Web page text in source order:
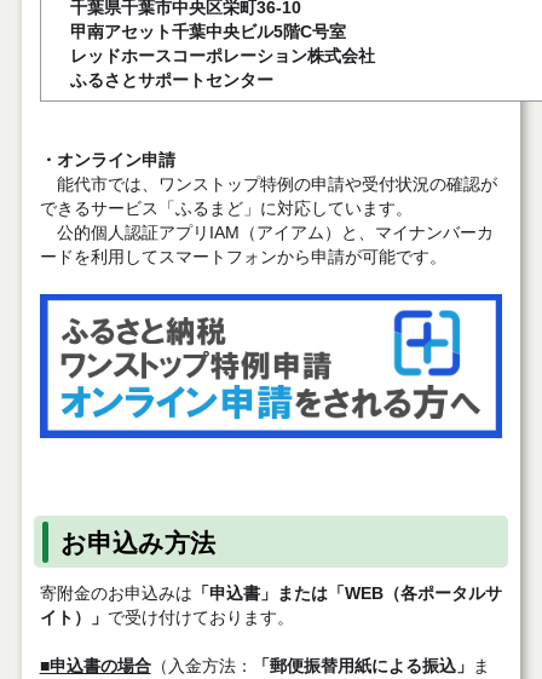
千葉県千葉市中央区栄町36-10
甲南アセット千葉中央ビル5階C号室
レッドホースコーポレーション株式会社
ふるさとサポートセンター
・オンライン申請
能代市では、ワンストップ特例の申請や受付状況の確認が
できるサービス「ふるまど」に対応しています。
公的個人認証アプリIAM（アイアム）と、マイナンバーカ
ードを利用してスマートフォンから申請が可能です。
お申込み方法
寄附金のお申込みは 「申込書」または「WEB（各ポータルサ
イト）」 で受け付けております。
■申込書の場合（入金方法： 「郵便振替用紙による振込」
ま